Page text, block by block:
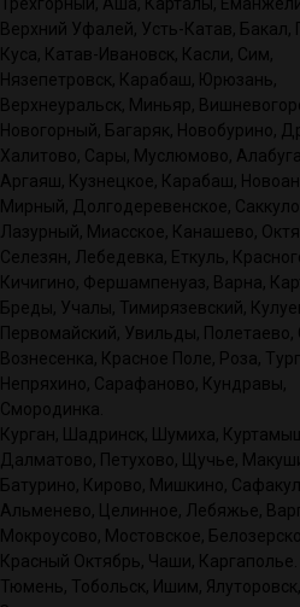
Трехгорный, Аша, Карталы,
Верхний Уфалей, Усть-Катав, Бакал,
Куса, Катав-Ивановск, Касли, Сим,
Нязепетровск, Карабаш, Юрюзань,
Верхнеуральск, Миньяр,
Новогорный, Багаряк, Новобурино,
Халитово, Сары, Муслюмово,
Аргаяш, Кузнецкое, Карабаш,
Мирный, Долгодеревенское,
Лазурный, Миасское, Канашево,
Селезян, Лебедевка, Еткуль,
Кичигино, Фершампенуаз, Варна,
Бреды, Учалы, Тимирязевский,
Первомайский, Увильды, Полетаево,
Вознесенка, Красное Поле, Роза,
Непряхино, Сарафаново, Кундравы,
Смородинка.
Курган, Шадринск, Шумиха,
Далматово, Петухово, Щучье,
Батурино, Кирово, Мишкино,
Альменево, Целинное, Лебяжье,
Мокроусово, Мостовское,
Красный Октябрь, Чаши, Каргаполье.
Тюмень, Тобольск, Ишим, Ялуторовск,